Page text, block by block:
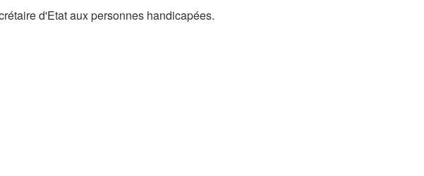
d'Etat aux personnes handicapées.